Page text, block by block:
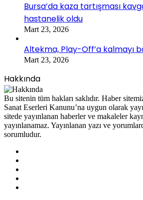
Bursa’da kaza tartışması
hastanelik oldu
Mart 23, 2026
Altekma, Play-Off’a kalmayı
Mart 23, 2026
Hakkında
Bu sitenin tüm hakları saklıdır. Haber
Sanat Eserleri Kanunu’na uygun olarak
sitede yayınlanan haberler ve makaleler
yayınlanamaz. Yayınlanan yazı ve
sorumludur.